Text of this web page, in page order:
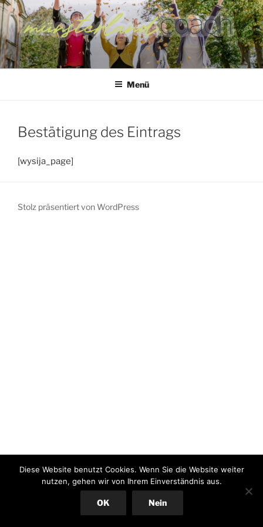
Zum
Inhalt
springen
Menü
Bestätigung des Eintrags
[wysija_page]
Stolz präsentiert von WordPress
Diese Website benutzt Cookies. Wenn Sie die Website weiter
nutzen, gehen wir von Ihrem Einverständnis aus.
OK Nein